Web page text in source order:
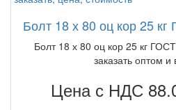
Болт 18 х 80 оц кор 25
Болт 18 х 80 оц кор 25 кг
заказать оптом и
Цена с НДС